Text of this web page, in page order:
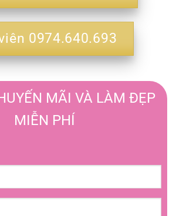
0974.640.693
MÃI VÀ LÀM ĐẸP
MIỄN PHÍ